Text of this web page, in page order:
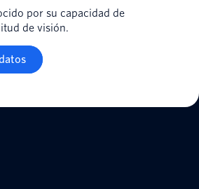
por su capacidad de
de visión.